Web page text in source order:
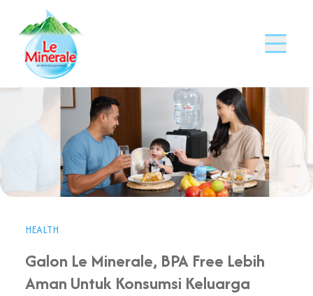
HEALTH
Galon Le Minerale, BPA Free Lebih
Aman Untuk Konsumsi Keluarga